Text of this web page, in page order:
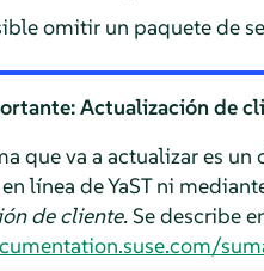
omitir un paquete de
Actualización de
que va a actualizar es
línea de YaST ni
de cliente. Se describe